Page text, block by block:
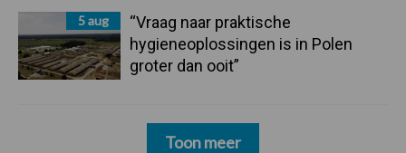
5 aug
“Vraag naar praktische
hygieneoplossingen is in Polen
groter dan ooit”
Toon meer